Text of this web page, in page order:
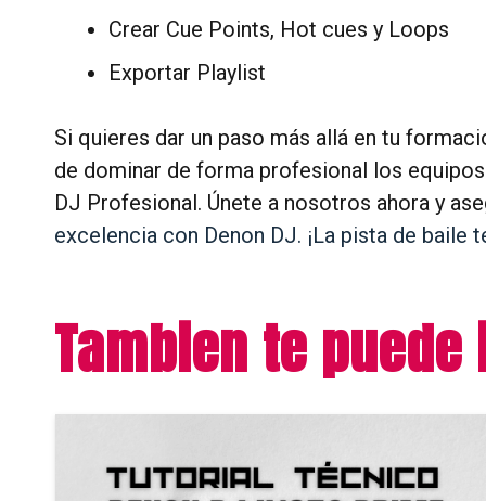
Crear Cue Points, Hot cues y Loops
Exportar Playlist
Si quieres dar un paso más allá en tu
de dominar de forma profesional los
DJ Profesional. Únete a nosotros ahora y
excelencia con Denon DJ. ¡La pista de baile
Tambien te